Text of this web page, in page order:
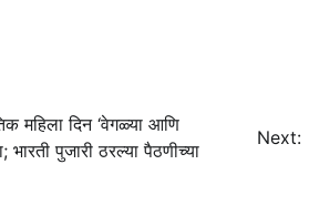
महिला दिन ‘वेगळ्या आणि
पुजारी ठरल्या पैठणीच्या
Next: